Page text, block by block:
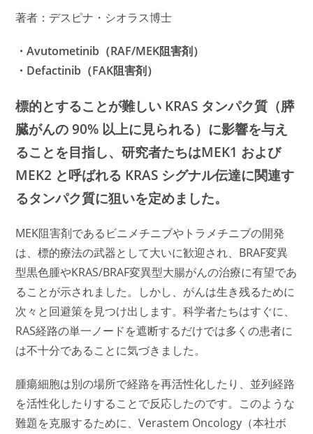
著者：デスピナ・シオラス博士
・Avutometinib（RAF/MEK阻害剤）
・Defactinib（FAK阻害剤）
標的とすることが難しい KRAS タンパク質（膵
臓がんの 90% 以上に見られる）に影響を与え
ることを目指し、研究者たちはMEK1 および
MEK2 と呼ばれる KRAS シグナル伝達に関連す
るタンパク質に狙いを定めました。
MEK阻害剤であるビニメチニブやトラメチニブの開発
は、標的療法の武器として大いに歓迎され、BRAF変異
型黒色腫やKRAS/BRAF変異型大腸がんの治療に有望であ
ることが示されました。しかし、がんは生き残るために
次々と回避策を見つけ出します。科学者たちはすぐに、
RAS経路の単一ノードを遮断するだけでは多くの患者に
は不十分であることに気づきました。
腫瘍細胞は別の場所で経路を再活性化したり、並列経路
を活性化したりすることで反応したのです。このような
難題を克服するために、Verastem Oncology（本社ボ